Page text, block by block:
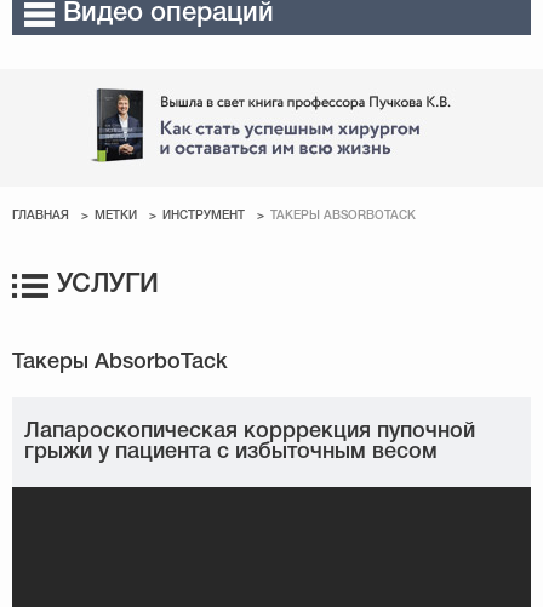
Видео операций
ГЛАВНАЯ МЕТКИ ИНСТРУМЕНТ ТАКЕРЫ ABSORBOTACK
УСЛУГИ
Лапароскопическая корррекция пупочной
грыжи у пациента с избыточным весом